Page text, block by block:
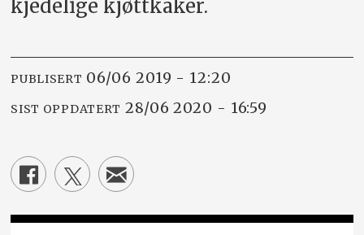
kjedelige kjøttkaker.
PUBLISERT 06/06 2019 - 12:20
SIST OPPDATERT 28/06 2020 - 16:59